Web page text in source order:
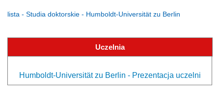
lista - Studia doktorskie - Humboldt-Universität zu Berlin
Uczelnia
Humboldt-Universität zu Berlin - Prezentacja uczelni